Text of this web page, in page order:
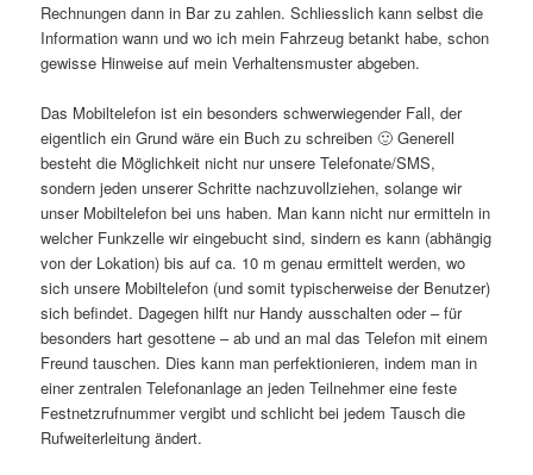
Rechnungen dann in Bar zu zahlen. Schliesslich kann selbst die
Information wann und wo ich mein Fahrzeug betankt habe, schon
gewisse Hinweise auf mein Verhaltensmuster abgeben.
Das Mobiltelefon ist ein besonders schwerwiegender Fall, der
eigentlich ein Grund wäre ein Buch zu schreiben 🙂 Generell
besteht die Möglichkeit nicht nur unsere Telefonate/SMS,
sondern jeden unserer Schritte nachzuvollziehen, solange wir
unser Mobiltelefon bei uns haben. Man kann nicht nur ermitteln in
welcher Funkzelle wir eingebucht sind, sindern es kann (abhängig
von der Lokation) bis auf ca. 10 m genau ermittelt werden, wo
sich unsere Mobiltelefon (und somit typischerweise der Benutzer)
sich befindet. Dagegen hilft nur Handy ausschalten oder – für
besonders hart gesottene – ab und an mal das Telefon mit einem
Freund tauschen. Dies kann man perfektionieren, indem man in
einer zentralen Telefonanlage an jeden Teilnehmer eine feste
Festnetzrufnummer vergibt und schlicht bei jedem Tausch die
Rufweiterleitung ändert.